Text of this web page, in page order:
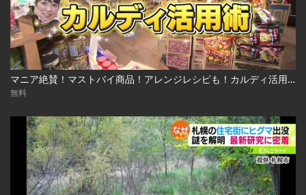
マニア絶賛！マストバイ商品！アレンジレシピも！カルディ活用術 2023.03.13放送
無料